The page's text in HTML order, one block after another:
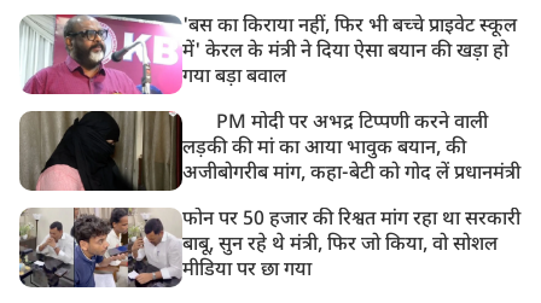
'बस का किराया नहीं, फिर भी बच्चे प्राइवेट स्कूल
में' केरल के मंत्री ने दिया ऐसा बयान की खड़ा हो
गया बड़ा बवाल
PM मोदी पर अभद्र टिप्पणी करने वाली
लड़की की मां का आया भावुक बयान, की
अजीबोगरीब मांग, कहा-बेटी को गोद लें प्रधानमंत्री
फोन पर 50 हजार की रिश्वत मांग रहा था सरकारी
बाबू, सुन रहे थे मंत्री, फिर जो किया, वो सोशल
मीडिया पर छा गया